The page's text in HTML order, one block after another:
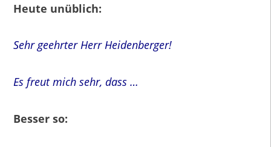
Heute unüblich:
Sehr geehrter Herr Heidenberger!
Es freut mich sehr, dass …
Besser so: